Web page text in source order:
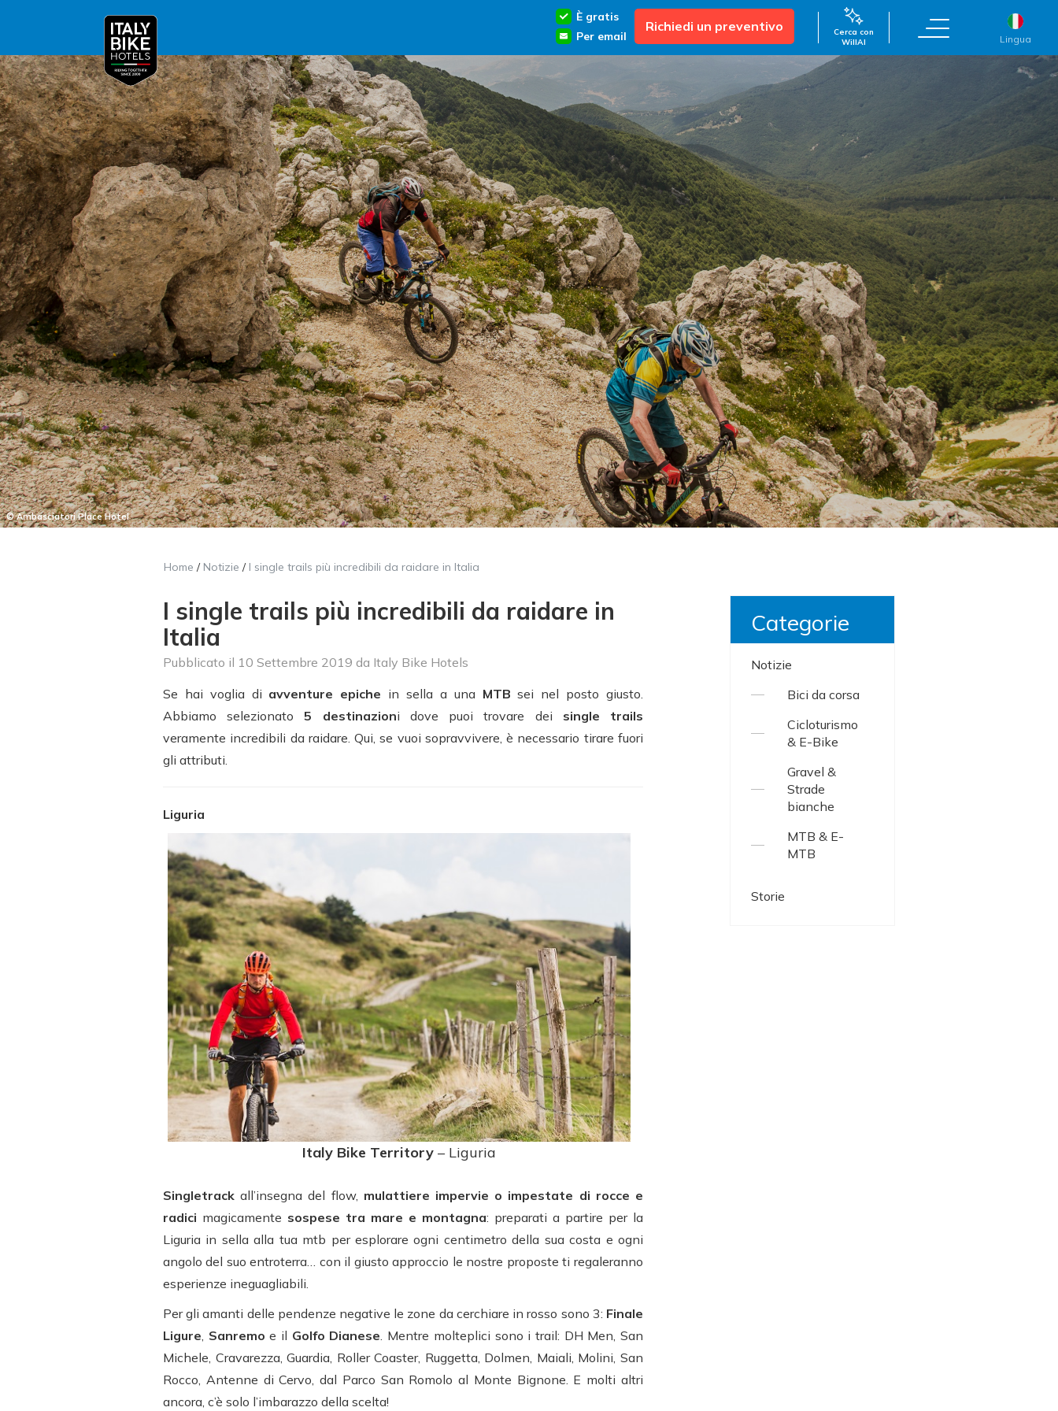
Cerca con
WillAI
Richiedi un preventivo
È gratis
Per email
Lingua
© Ambasciatori Place Hotel
Home / Notizie / I single trails più incredibili da raidare in Italia
I single trails più incredibili da raidare in
Italia
Pubblicato il 10 Settembre 2019 da Italy Bike Hotels
Se hai voglia di avventure epiche in sella a una MTB sei nel posto giusto.
Abbiamo selezionato5 destinazioni dove puoi trovare dei single trails
veramente incredibili da raidare. Qui, se vuoi sopravvivere, è necessario tirare fuori
gli attributi.
Liguria
Italy Bike Territory – Liguria
Singletrack all’insegna del flow, mulattiere impervie o impestate di rocce e
radici magicamente sospese tra mare e montagna: preparati a partire per la
Liguria in sella alla tua mtb per esplorare ogni centimetro della sua costa e ogni
angolo del suo entroterra… con il giusto approccio le nostre proposte ti regaleranno
esperienze ineguagliabili.
Per gli amanti delle pendenze negative le zone da cerchiare in rosso sono 3: Finale
Ligure, Sanremo e il Golfo Dianese. Mentre molteplici sono i trail: DH Men, San
Michele, Cravarezza, Guardia, Roller Coaster, Ruggetta, Dolmen, Maiali, Molini, San
Rocco, Antenne di Cervo, dal Parco San Romolo al Monte Bignone. E molti altri
ancora, c’è solo l’imbarazzo della scelta!
Categorie
Notizie
Bici da corsa
Cicloturismo
& E-Bike
Gravel &
Strade
bianche
MTB & E-
MTB
Storie